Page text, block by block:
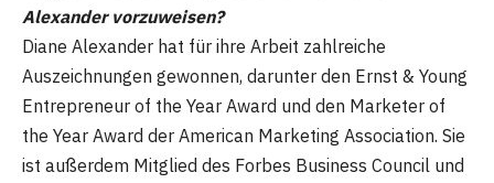
Alexander vorzuweisen?
Diane Alexander hat für ihre Arbeit zahlreiche
Auszeichnungen gewonnen, darunter den Ernst & Young
Entrepreneur of the Year Award und den Marketer of
the Year Award der American Marketing Association. Sie
ist außerdem Mitglied des Forbes Business Council und